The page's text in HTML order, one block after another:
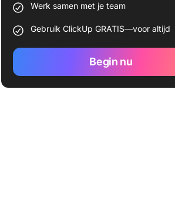
Werk samen met je team
Gebruik ClickUp GRATIS—voor altijd
Begin nu